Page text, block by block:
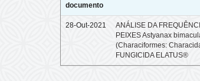
documento
28-Out-2021
ANÁLISE DA
PEIXES Astyanax
(Characiformes:
FUNGICIDA ELATUS®